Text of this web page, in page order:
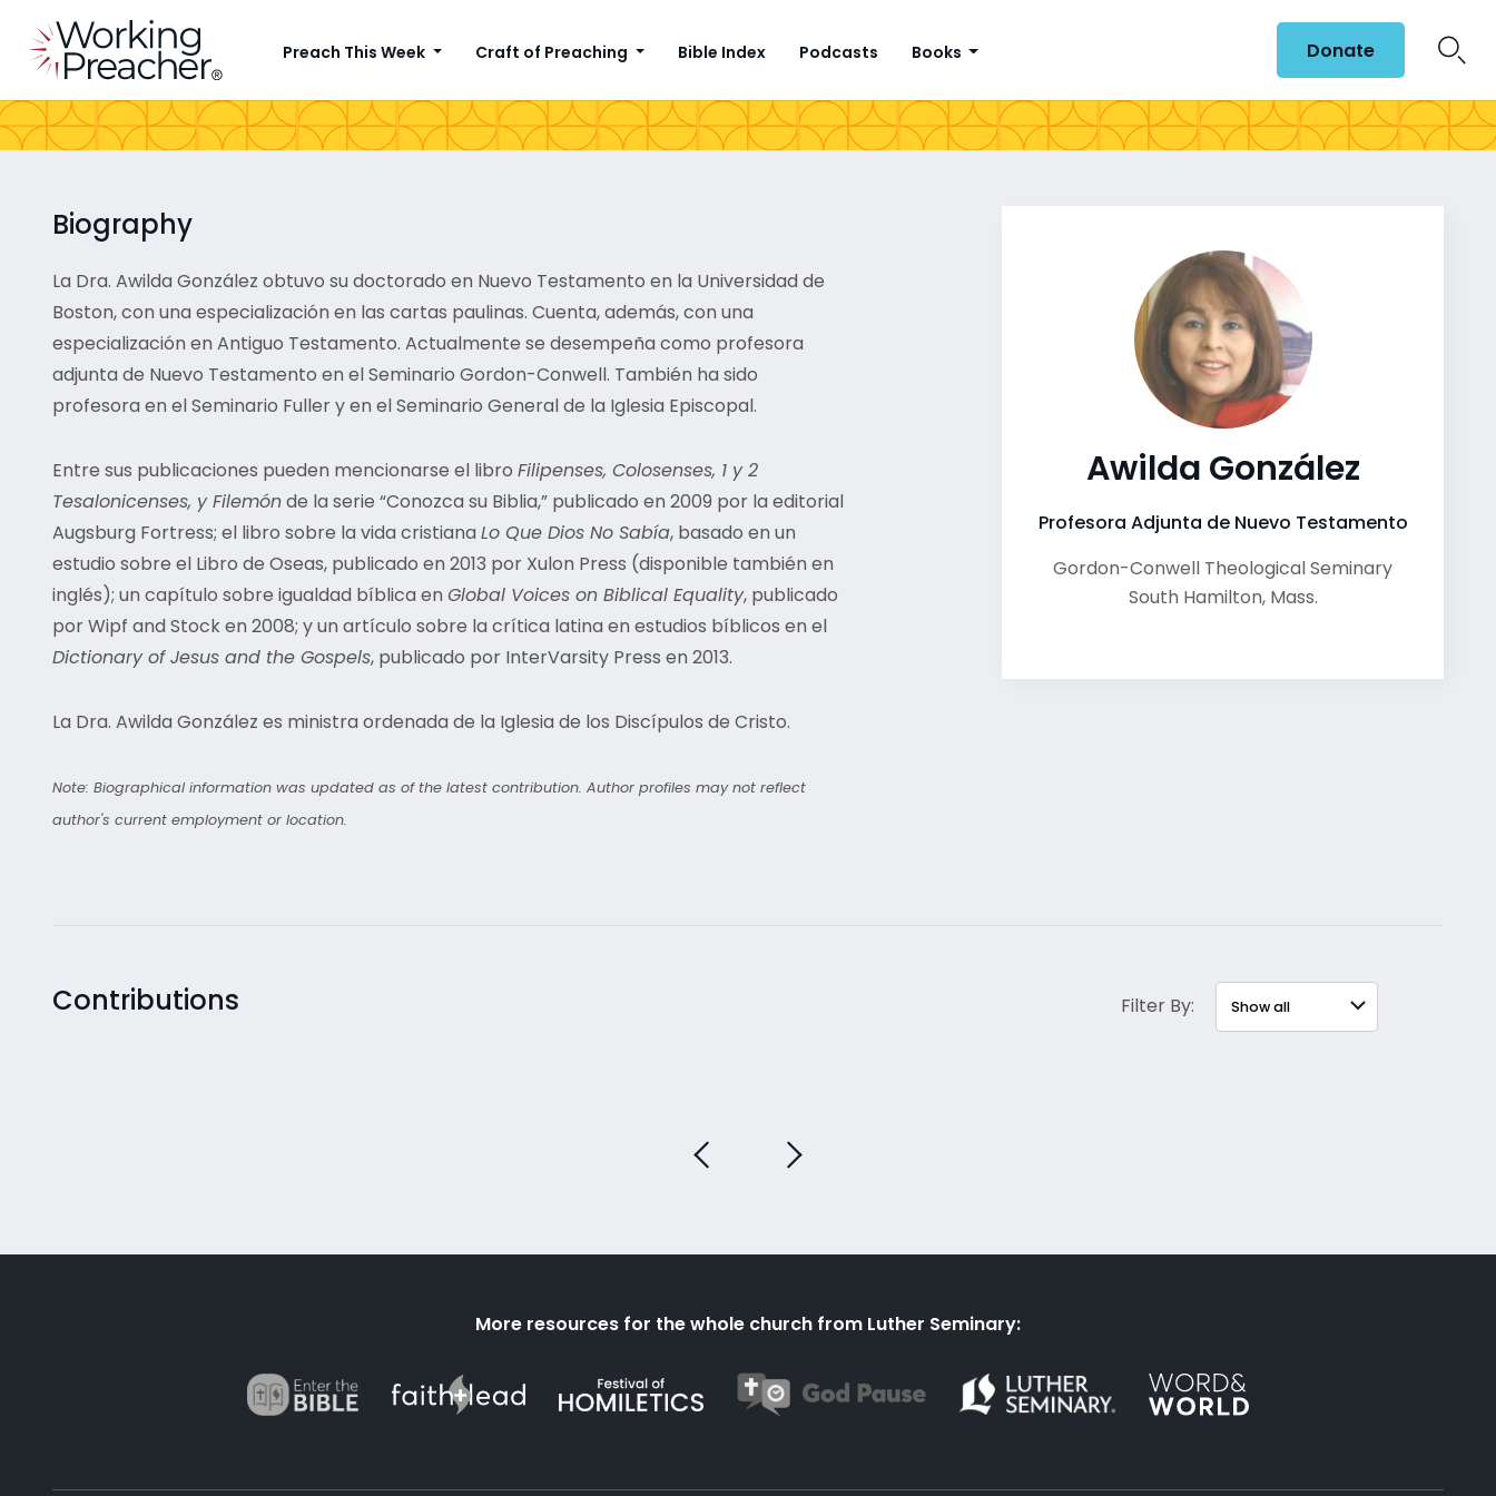
Preach This Week Craft of Preaching Bible Index Podcasts Books Donate
Biography
La Dra. Awilda González obtuvo su doctorado en Nuevo Testamento en la Universidad de
Boston, con una especialización en las cartas paulinas. Cuenta, además, con una
especialización en Antiguo Testamento. Actualmente se desempeña como profesora
adjunta de Nuevo Testamento en el Seminario Gordon-Conwell. También ha sido
profesora en el Seminario Fuller y en el Seminario General de la Iglesia Episcopal.
Entre sus publicaciones pueden mencionarse el libro Filipenses, Colosenses, 1 y 2
Tesalonicenses, y Filemónde la serie “Conozca su Biblia,” publicado en 2009 por la editorial
Augsburg Fortress; el libro sobre la vida cristiana Lo Que Dios No Sabía, basado en un
estudio sobre el Libro de Oseas, publicado en 2013 por Xulon Press (disponible también en
inglés); un capítulo sobre igualdad bíblica en Global Voices on Biblical Equality, publicado
por Wipf and Stock en 2008; y un artículo sobre la crítica latina en estudios bíblicos en el
Dictionary of Jesus and the Gospels, publicado por InterVarsity Press en 2013.
La Dra. Awilda González es ministra ordenada de la Iglesia de los Discípulos de Cristo.
Note: Biographical information was updated as of the latest contribution. Author profiles may not reflect
author's current employment or location.
Awilda González
Profesora Adjunta de Nuevo Testamento
Gordon-Conwell Theological Seminary
South Hamilton, Mass.
Contributions Filter By:
More resources for the whole church from Luther Seminary: